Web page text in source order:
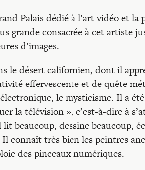
Palais dédié à l’art vidéo et
grande consacrée à cet artiste
d’images.
le désert californien, dont il
effervescente et de quête
le mysticisme. Il a
la télévision », c’est-à-dire à
beaucoup, dessine beaucoup,
connaît très bien les peintres
des pinceaux numériques.